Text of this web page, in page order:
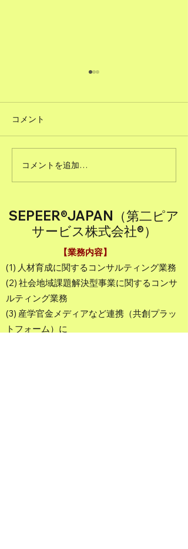
愛知の未来を考える【噂
のまちづくりイベント】
スに密着！
コメント
コメントを追加…
SEPEER®JAPAN（第二ピア
サービス株式会社®）
【業務内容】
(1) 人材育成に関するコンサルティング業務
(2) 社会地域課題解決型事業に関するコンサ
ルティング業務
(3) 産学官金メディアなど連携（共創プラッ
トフォーム）に